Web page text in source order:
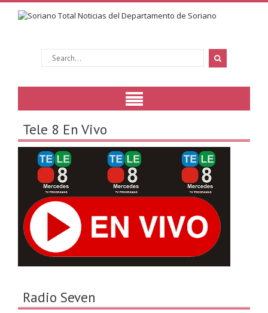
Tele 8 En Vivo
Radio Seven